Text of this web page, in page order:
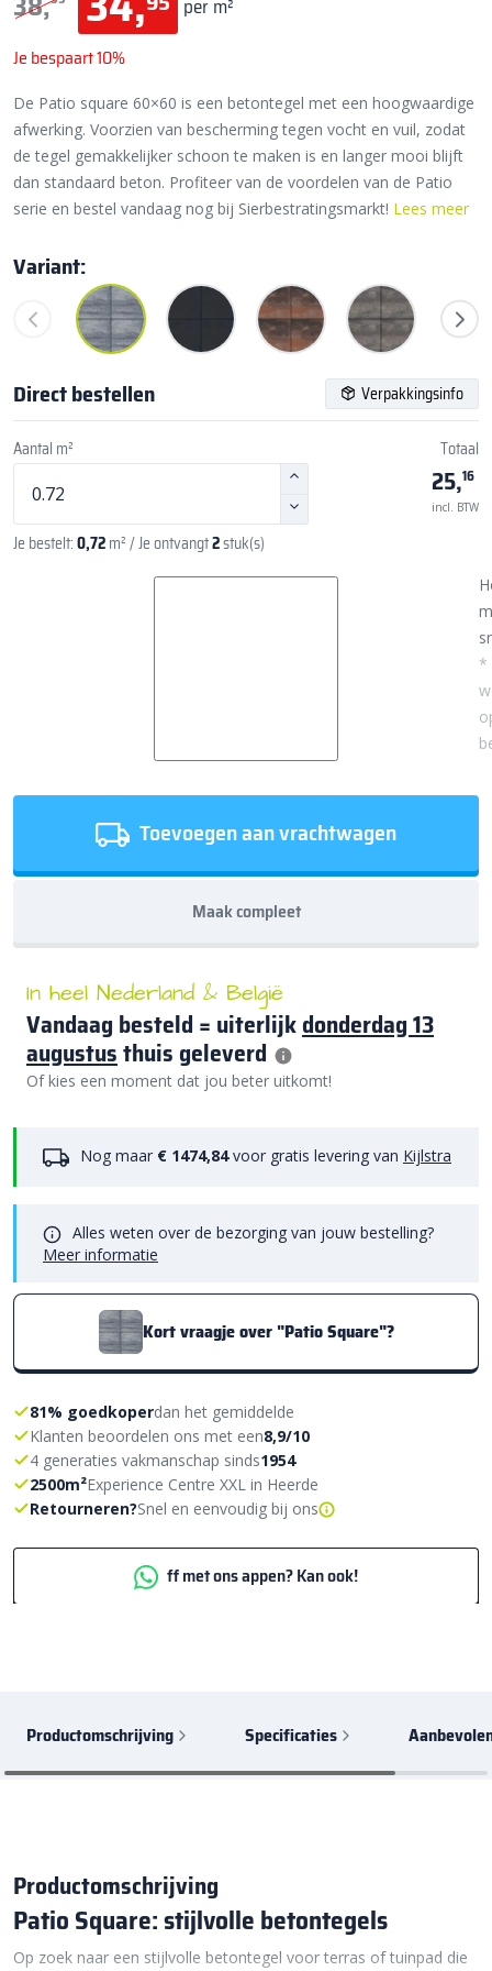
per m²
Je bespaart 10%
De Patio square 60×60 is een betontegel met een hoogwaardige
afwerking. Voorzien van bescherming tegen vocht en vuil, zodat
de tegel gemakkelijker schoon te maken is en langer mooi blijft
dan standaard beton. Profiteer van de voordelen van de Patio
serie en bestel vandaag nog bij Sierbestratingsmarkt! Lees meer
Variant:
Direct bestellen Verpakkingsinfo
Aantal m²
Je bestelt:0,72m²/ Je ontvangt2stuk(s)
Totaal
25,16
incl. BTW
*
Toevoegen aan vrachtwagen
Maak compleet
In heel Nederland & België
Vandaag besteld = uiterlijkdonderdag 13
augustusthuis geleverd
Of kies een moment dat jou beter uitkomt!
Nog maar € 1474,84voor gratis levering van Kijlstra
Alles weten over de bezorging van jouw bestelling?
Meer informatie
Kort vraagje over "Patio Square"?
81% goedkoperdan het gemiddelde
Klanten beoordelen ons met een8,9/10
4 generaties vakmanschap sinds1954
2500m²Experience Centre XXL in Heerde
Retourneren?Snel en eenvoudig bij ons
ff met ons appen? Kan ook!
Productomschrijving Specificaties
Productomschrijving
Patio Square: stijlvolle betontegels
Op zoek naar een stijlvolle betontegel voor terras of tuinpad die